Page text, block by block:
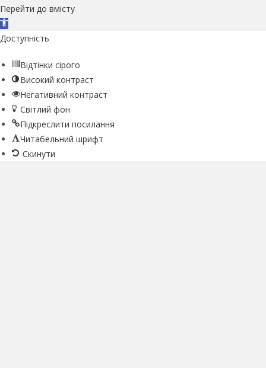
Перейти до вмісту
Відкрити Панель інструментів
Доступність
Відтінки сірого
Високий контраст
Негативний контраст
Світлий фон
Підкреслити посилання
Читабельний шрифт
Скинути